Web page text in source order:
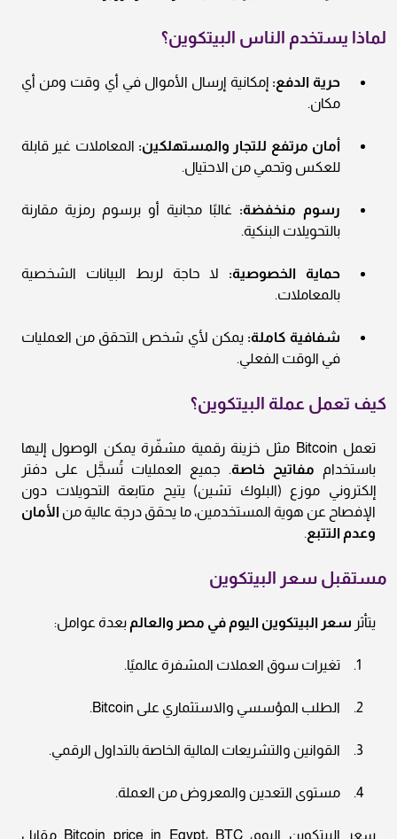
لماذا يستخدم الناس البيتكوين؟
حرية الدفع: إمكانية إرسال الأموال في أي وقت ومن أي
مكان.
أمان مرتفع للتجار والمستهلكين: المعاملات غير قابلة
للعكس وتحمي من الاحتيال.
رسوم منخفضة: غالبًا مجانية أو برسوم رمزية مقارنة
بالتحويلات البنكية.
حماية الخصوصية: لا حاجة لربط البيانات الشخصية
بالمعاملات.
شفافية كاملة: يمكن لأي شخص التحقق من العمليات
في الوقت الفعلي.
كيف تعمل عملة البيتكوين؟
تعمل Bitcoin مثل خزينة رقمية مشفّرة يمكن الوصول إليها
باستخدام مفاتيح خاصة. جميع العمليات تُسجَّل على دفتر
إلكتروني موزع (البلوك تشين) يتيح متابعة التحويلات دون
الإفصاح عن هوية المستخدمين، ما يحقق درجة عالية من الأمان
وعدم التتبع.
مستقبل سعر البيتكوين
يتأثر سعر البيتكوين اليوم في مصر والعالم بعدة عوامل:
تغيرات سوق العملات المشفرة عالميًا.
الطلب المؤسسي والاستثماري على Bitcoin.
القوانين والتشريعات المالية الخاصة بالتداول الرقمي.
مستوى التعدين والمعروض من العملة.
سعر البيتكوين اليوم، Bitcoin price in Egypt، BTC مقابل